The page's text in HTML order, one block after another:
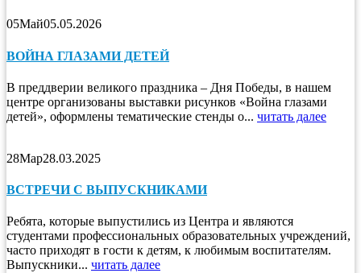
05Май05.05.2026
ВОЙНА ГЛАЗАМИ ДЕТЕЙ
В преддверии великого праздника – Дня Победы, в нашем
центре организованы выставки рисунков «Война глазами
детей», оформлены тематические стенды о... читать далее
28Мар28.03.2025
ВСТРЕЧИ С ВЫПУСКНИКАМИ
Ребята, которые выпустились из Центра и являются
студентами профессиональных образовательных учреждений,
часто приходят в гости к детям, к любимым воспитателям.
Выпускники... читать далее